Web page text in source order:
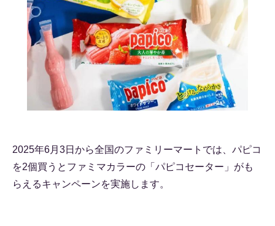
2025年6月3日から全国のファミリーマートでは、パピコ
を2個買うとファミマカラーの「パピコセーター」がも
らえるキャンペーンを実施します。